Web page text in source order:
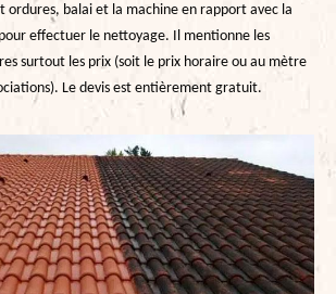
ordures, balai et la machine en rapport avec la
effectuer le nettoyage. Il mentionne les
surtout les prix (soit le prix horaire ou au mètre
Le devis est entièrement gratuit.